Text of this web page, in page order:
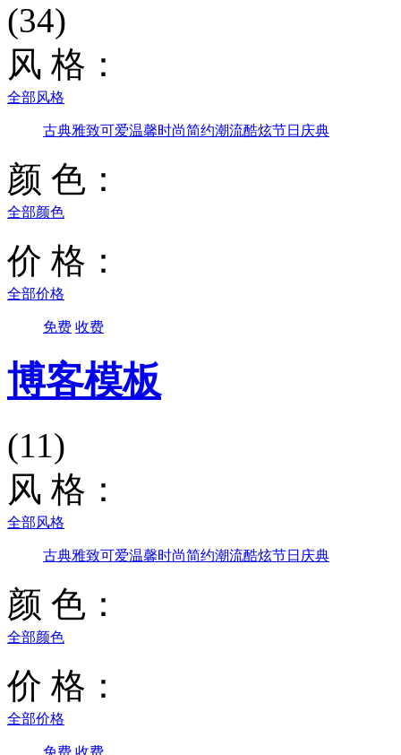
(34)
风 格：
全部风格
古典雅致可爱温馨时尚简约潮流酷炫节日庆典
颜 色：
全部颜色
价 格：
全部价格
免费 收费
博客模板
(11)
风 格：
全部风格
古典雅致可爱温馨时尚简约潮流酷炫节日庆典
颜 色：
全部颜色
价 格：
全部价格